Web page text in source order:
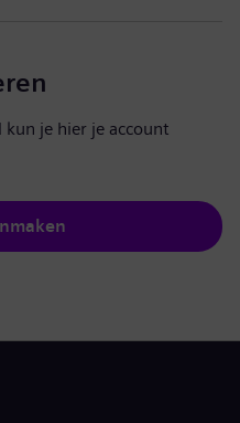
je hier je account